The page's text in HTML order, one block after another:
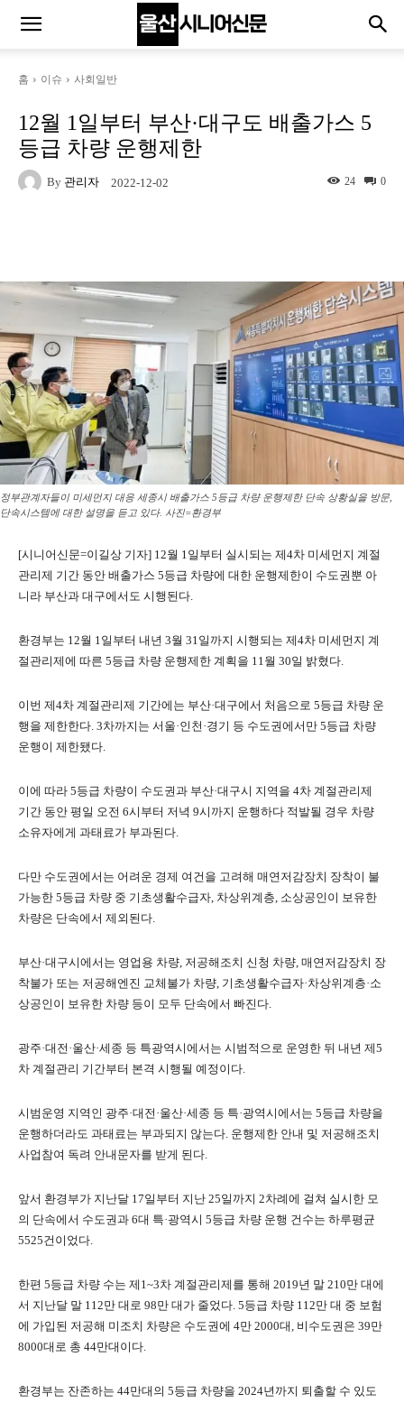
홈 이슈 사회일반
12월 1일부터 부산·대구도 배출가스 5
등급 차량 운행제한
By 관리자 2022-12-02 0
24
정부관계자들이 미세먼지 대응 세종시 배출가스 5등급 차량 운행제한 단속 상황실을 방문,
단속시스템에 대한 설명을 듣고 있다. 사진=환경부
[시니어신문=이길상 기자] 12월 1일부터 실시되는 제4차 미세먼지 계절
관리제 기간 동안 배출가스 5등급 차량에 대한 운행제한이 수도권뿐 아
니라 부산과 대구에서도 시행된다.
환경부는 12월 1일부터 내년 3월 31일까지 시행되는 제4차 미세먼지 계
절관리제에 따른 5등급 차량 운행제한 계획을 11월 30일 밝혔다.
이번 제4차 계절관리제 기간에는 부산·대구에서 처음으로 5등급 차량 운
행을 제한한다. 3차까지는 서울·인천·경기 등 수도권에서만 5등급 차량
운행이 제한됐다.
이에 따라 5등급 차량이 수도권과 부산·대구시 지역을 4차 계절관리제
기간 동안 평일 오전 6시부터 저녁 9시까지 운행하다 적발될 경우 차량
소유자에게 과태료가 부과된다.
다만 수도권에서는 어려운 경제 여건을 고려해 매연저감장치 장착이 불
가능한 5등급 차량 중 기초생활수급자, 차상위계층, 소상공인이 보유한
차량은 단속에서 제외된다.
부산·대구시에서는 영업용 차량, 저공해조치 신청 차량, 매연저감장치 장
착불가 또는 저공해엔진 교체불가 차량, 기초생활수급자·차상위계층·소
상공인이 보유한 차량 등이 모두 단속에서 빠진다.
광주·대전·울산·세종 등 특광역시에서는 시범적으로 운영한 뒤 내년 제5
차 계절관리 기간부터 본격 시행될 예정이다.
시범운영 지역인 광주·대전·울산·세종 등 특·광역시에서는 5등급 차량을
운행하더라도 과태료는 부과되지 않는다. 운행제한 안내 및 저공해조치
사업참여 독려 안내문자를 받게 된다.
앞서 환경부가 지난달 17일부터 지난 25일까지 2차례에 걸쳐 실시한 모
의 단속에서 수도권과 6대 특·광역시 5등급 차량 운행 건수는 하루평균
5525건이었다.
한편 5등급 차량 수는 제1~3차 계절관리제를 통해 2019년 말 210만 대에
서 지난달 말 112만 대로 98만 대가 줄었다. 5등급 차량 112만 대 중 보험
에 가입된 저공해 미조치 차량은 수도권에 4만 2000대, 비수도권은 39만
8000대로 총 44만대이다.
환경부는 잔존하는 44만대의 5등급 차량을 2024년까지 퇴출할 수 있도